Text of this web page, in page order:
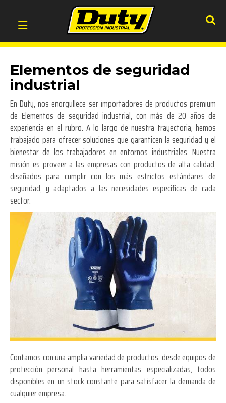
Elementos de seguridad
industrial
En Duty, nos enorgullece ser importadores de productos premium
de Elementos de seguridad industrial, con más de 20 años de
experiencia en el rubro. A lo largo de nuestra trayectoria, hemos
trabajado para ofrecer soluciones que garanticen la seguridad y el
bienestar de los trabajadores en entornos industriales. Nuestra
misión es proveer a las empresas con productos de alta calidad,
diseñados para cumplir con los más estrictos estándares de
seguridad, y adaptados a las necesidades específicas de cada
sector.
Contamos con una amplia variedad de productos, desde equipos de
protección personal hasta herramientas especializadas, todos
disponibles en un stock constante para satisfacer la demanda de
cualquier empresa.